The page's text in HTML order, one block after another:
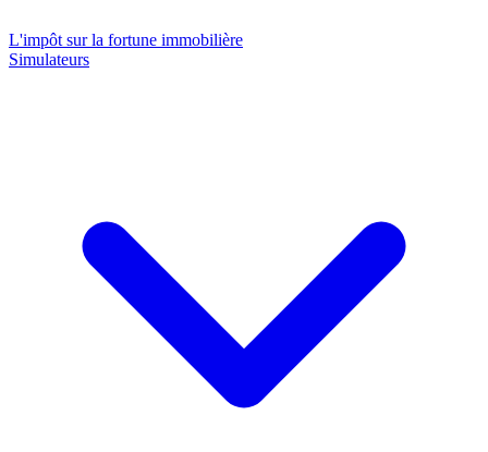
L'impôt sur la fortune immobilière
Simulateurs